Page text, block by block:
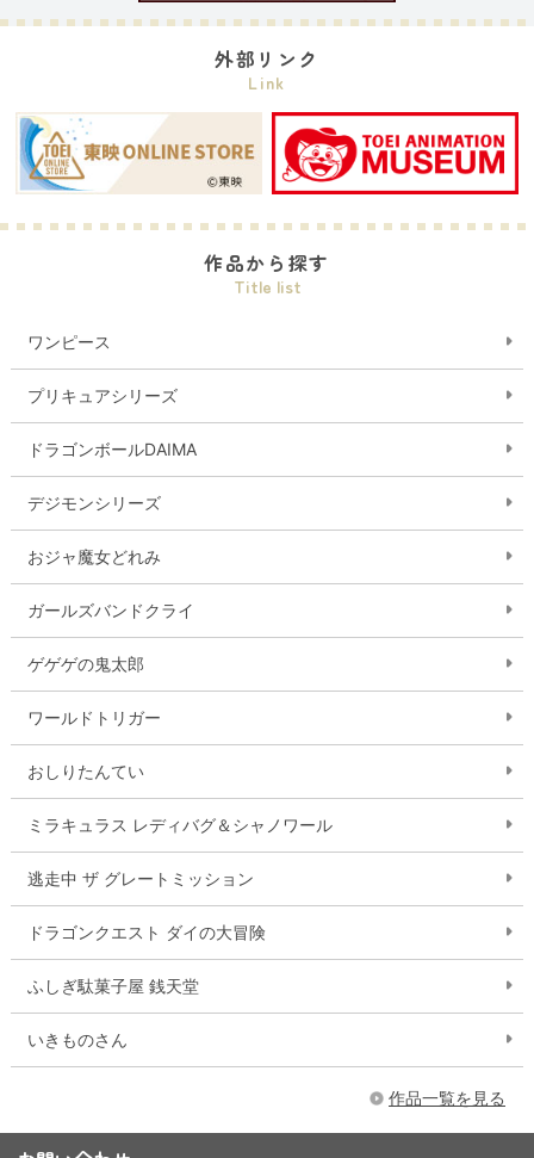
外部リンク
Link
作品から探す
Title list
ワンピース
プリキュアシリーズ
ドラゴンボールDAIMA
デジモンシリーズ
おジャ魔女どれみ
ガールズバンドクライ
ゲゲゲの鬼太郎
ワールドトリガー
おしりたんてい
ミラキュラス レディバグ＆シャノワール
逃走中 ザ グレートミッション
ドラゴンクエスト ダイの大冒険
ふしぎ駄菓子屋 銭天堂
いきものさん
作品一覧を見る